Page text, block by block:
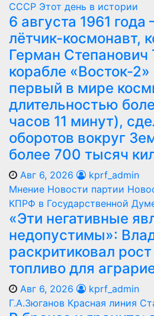
СССР Этот день в истории
6 августа 1961 года
лётчик-космонавт,
Герман Степанович
корабле «Восток-
первый в мире
длительностью
часов 11 минут),
оборотов вокруг
более 700 тысяч
Авг 6, 2026
kprf_admin
Мнение Новости партии
КПРФ в Государственной
«Эти негативные
недопустимы»:
раскритиковал
топливо для
Авг 6, 2026
kprf_admin
Г.А.Зюганов Красная линия